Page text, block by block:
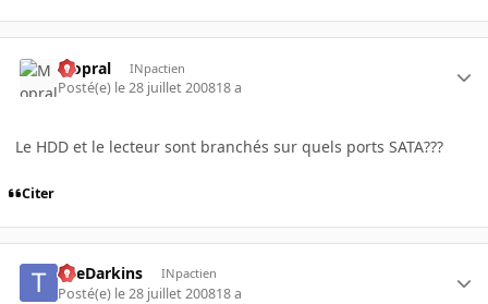
Mopral INpactien
Posté(e) le 28 juillet 200818 a
Le HDD et le lecteur sont branchés sur quels ports SATA???
Citer
TheDarkins INpactien
Posté(e) le 28 juillet 200818 a